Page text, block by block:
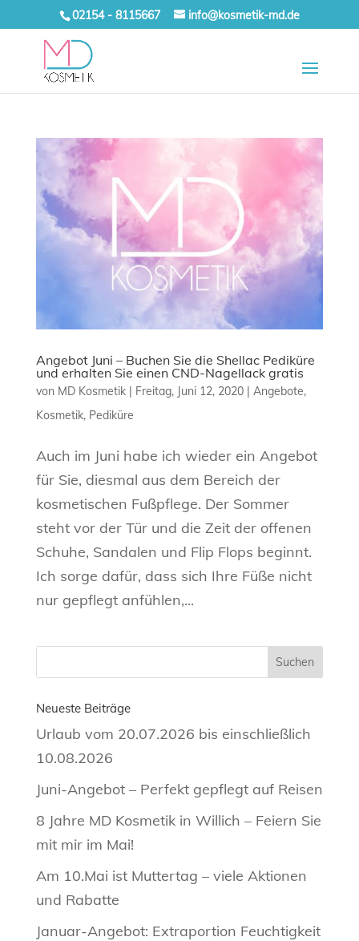
02154 - 8115667 info@kosmetik-md.de
Angebot Juni – Buchen Sie die Shellac Pediküre
und erhalten Sie einen CND-Nagellack gratis
von MD Kosmetik| Freitag, Juni 12, 2020| Angebote,
Kosmetik, Pediküre
Auch im Juni habe ich wieder ein Angebot
für Sie, diesmal aus dem Bereich der
kosmetischen Fußpflege. Der Sommer
steht vor der Tür und die Zeit der offenen
Schuhe, Sandalen und Flip Flops beginnt.
Ich sorge dafür, dass sich Ihre Füße nicht
nur gepflegt anfühlen,...
Neueste Beiträge
Urlaub vom 20.07.2026 bis einschließlich
10.08.2026
Juni-Angebot – Perfekt gepflegt auf Reisen
8 Jahre MD Kosmetik in Willich – Feiern Sie
mit mir im Mai!
Am 10.Mai ist Muttertag – viele Aktionen
und Rabatte
Januar-Angebot: Extraportion Feuchtigkeit